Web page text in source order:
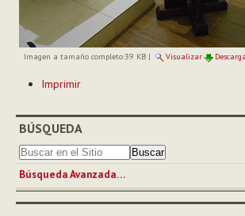
Imagen a tamaño completo:39 KB| Visualizar
de
Imprimir
BÚSQUEDA
Búsqueda Avanzada…